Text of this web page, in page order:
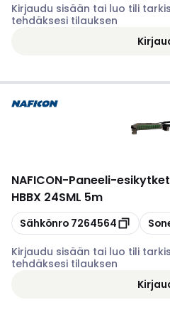
Kirjaudu sisään tai luo tili
tehdäksesi tilauksen
NAFICON-Paneeli-
HBBX 24SML 5m
Kopioi
Sähkönro 7264564 Kopioi
Kirjaudu sisään tai luo tili
tehdäksesi tilauksen